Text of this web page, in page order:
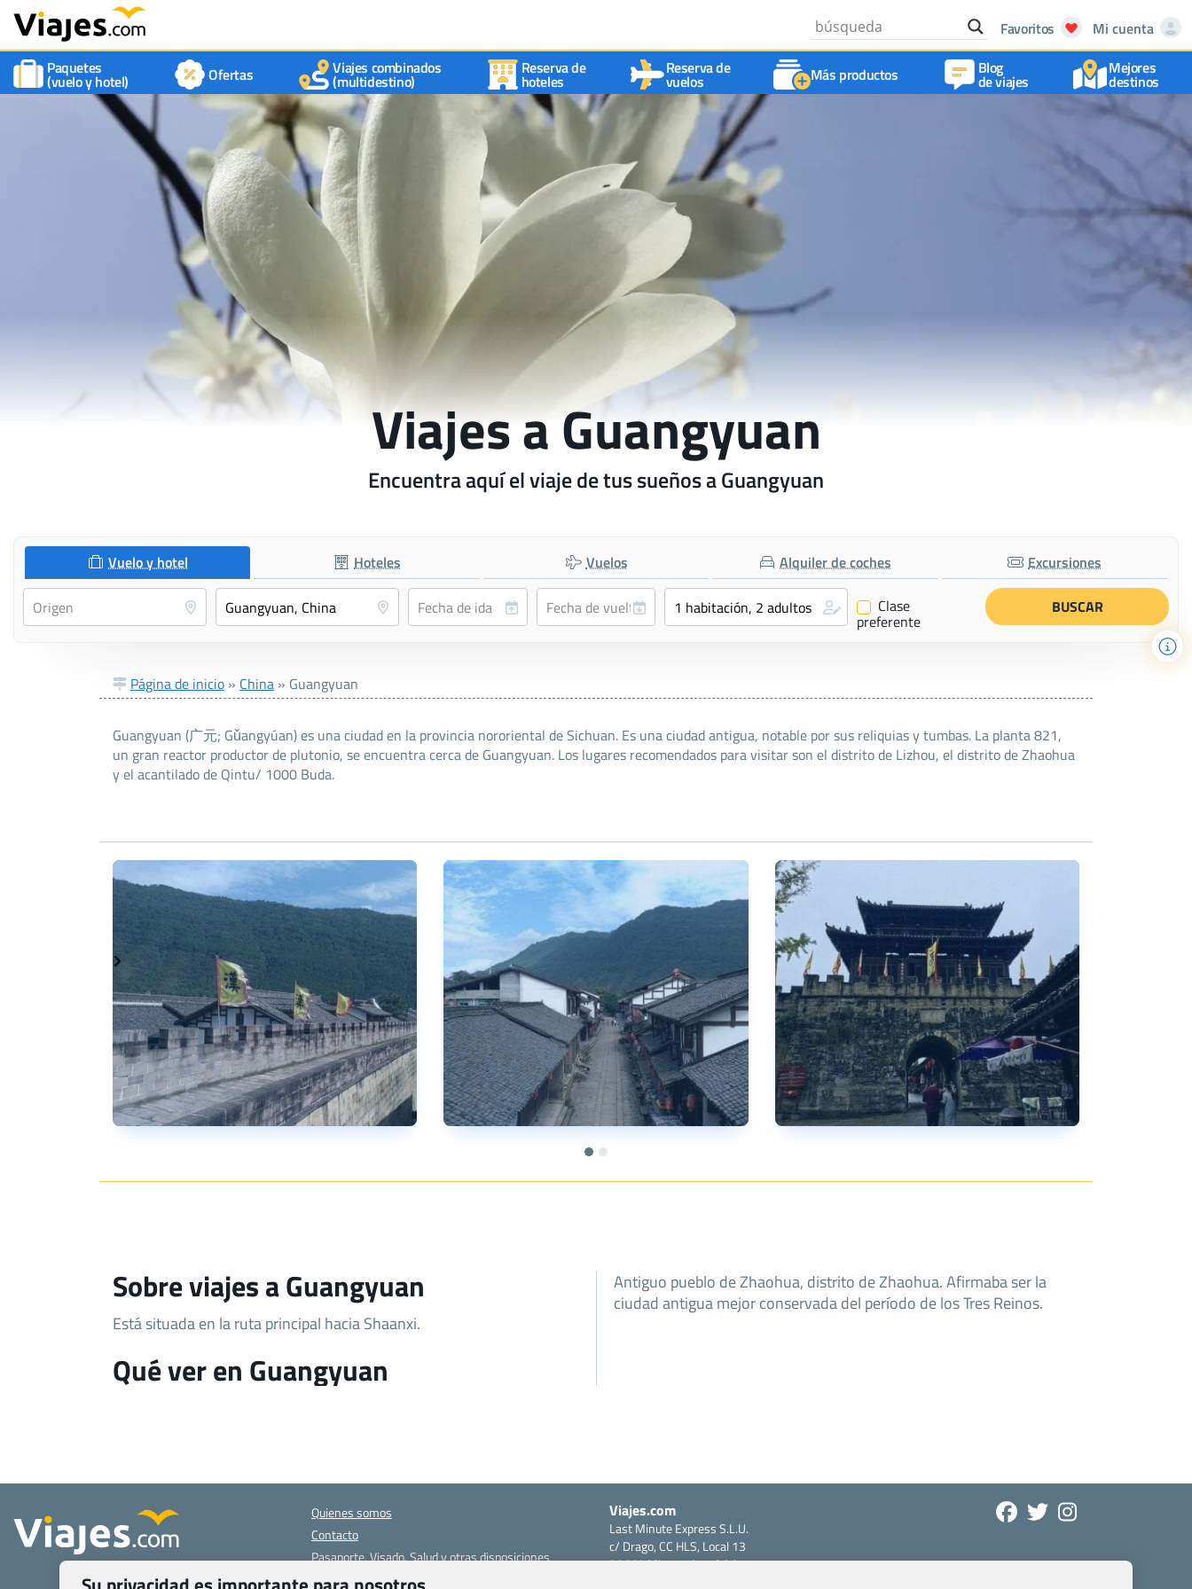
Favoritos
Mi cuenta
Paquetes
(vuelo y hotel) Ofertas Viajes combinados
(multidestino)
Reserva de
hoteles
Reserva de
vuelos Más productos Blog
de viajes
Mejores
destinos
Viajes a Guangyuan
Encuentra aquí el viaje de tus sueños a Guangyuan
Vuelo y hotel Hoteles Vuelos Alquiler de coches Excursiones
✔ Clase
preferente
Página de inicio » China » Guangyuan
Guangyuan (广元; Gǔangyúan) es una ciudad en la provincia nororiental de Sichuan. Es una ciudad antigua, notable por sus reliquias y tumbas. La planta 821,
un gran reactor productor de plutonio, se encuentra cerca de Guangyuan. Los lugares recomendados para visitar son el distrito de Lizhou, el distrito de Zhaohua
y el acantilado de Qintu/ 1000 Buda.
Sobre viajes a Guangyuan
Está situada en la ruta principal hacia Shaanxi.
Qué ver en Guangyuan
Antiguo pueblo de Zhaohua, distrito de Zhaohua. Afirmaba ser la
ciudad antigua mejor conservada del período de los Tres Reinos.
Quienes somos
Contacto
Pasaporte, Visado, Salud y otras disposiciones
Viajes.com
Last Minute Express S.L.U.
c/ Drago, CC HLS, Local 13
38660 Miraverde – Adeje